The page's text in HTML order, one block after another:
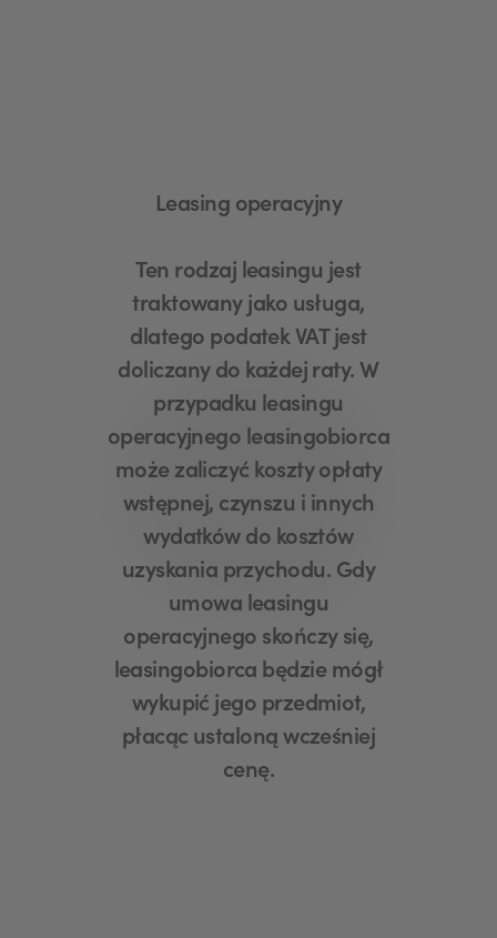
Leasing operacyjny
Ten rodzaj leasingu jest
traktowany jako usługa,
dlatego podatek VAT jest
doliczany do każdej raty. W
przypadku leasingu
operacyjnego leasingobiorca
może zaliczyć koszty opłaty
wstępnej, czynszu i innych
wydatków do kosztów
uzyskania przychodu. Gdy
umowa leasingu
operacyjnego skończy się,
leasingobiorca będzie mógł
wykupić jego przedmiot,
płacąc ustaloną wcześniej
cenę.